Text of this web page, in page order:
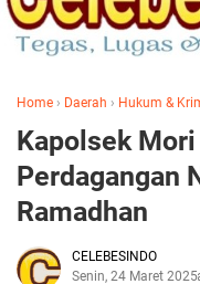
Home › Daerah › Hukum &
Kapolsek
Perdagangan
Ramadhan
CELEBESINDO
Senin, 24 Maret 2025